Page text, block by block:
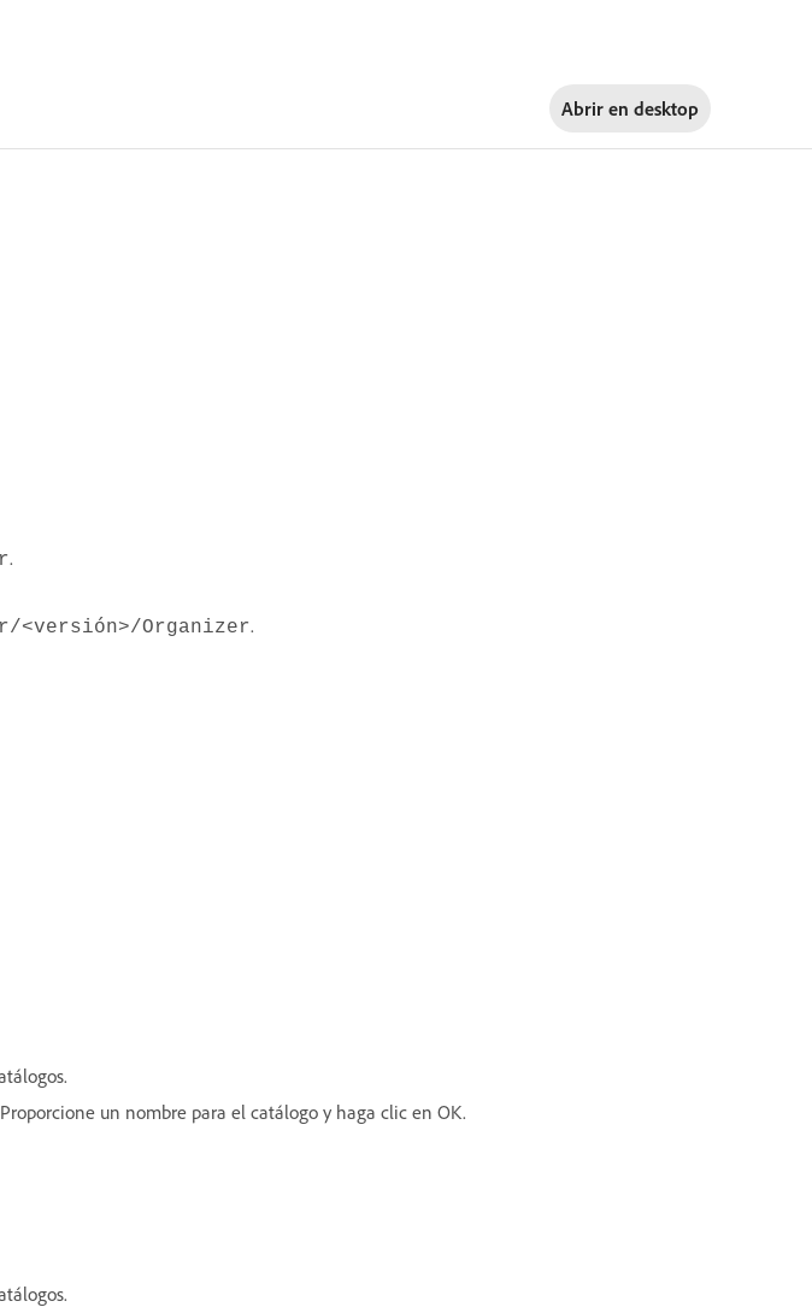
Abrir en desktop
.
<versión>/Organizer.
un nombre para el catálogo y haga clic en OK.